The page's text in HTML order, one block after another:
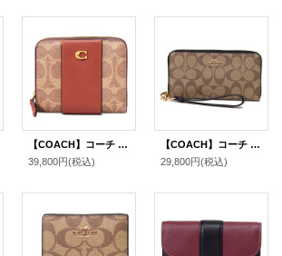
【COACH】コーチ 財布 コーティングキャンバス レザー シグネチャー カラーブラック ビルフォールド ロゴ スナップ ウォレット 二つ折り 財布 タンキャラメル（日本未発売）
39,800円(税込)
【COACH】コーチ コーティングキャンバス スムースレザー シグネチャー リストレット ロング ジップ アラウンド 長財布 カーキ×ブラック（日本未発売）
29,800円(税込)